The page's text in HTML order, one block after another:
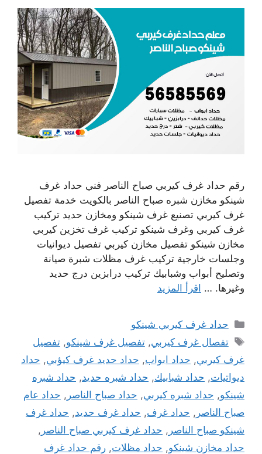
رقم حداد غرف كيربي صباح الناصر فني حداد غرف
شينكو مخازن شبره صباح الناصر بالكويت خدمة تفصيل
غرف كيربي تصنيع غرف شينكو ومخازن حديد تركيب
غرف كيربي وغرف شينكو تركيب غرف تخزين كيربي
مخازن شينكو تفصيل مخازن كيربي تفصيل ديوانيات
وجلسات خارجية تركيب غرف مظلات شبرة صيانة
وتصليح أبواب وشبابيك تركيب درابزين درج حديد
وغيرها. … اقرأ المزيد
التصنيفات
حداد غرف كيربي شينكو
الوسوم
تفصال غرف كيربي,تفصيل غرف شينكو,تفصيل
غرف كيربي, حداد ابواب, حداد حديد غرف كيؤبي, حداد
ديواتيات, حداد شبابيك, حداد شبره حديد, حداد شبره
شينكو, حداد شبره كيربي, حداد صباح الناصر , حداد عام
صباح الناصر , حداد غرف, حداد غرف حديد, حداد غرف
شينكو صباح الناصر , حداد غرف كيربي صباح الناصر ,
حداد مخازن شينكو, حداد مظلات, رقم حداد غرف